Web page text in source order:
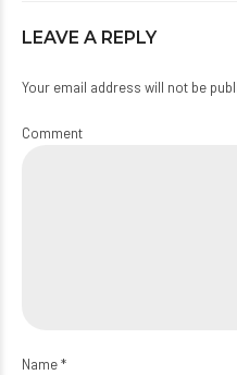
LEAVE A REPLY
Your email address will not be
Comment
Name *